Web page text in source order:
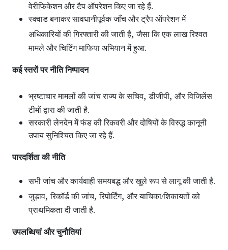
वेरीफिकेशन और टैप ऑपरेशन किए जा रहे हैं.
स्क्वाड बनाकर सावधानीपूर्वक जाँच और ट्रैप ऑपरेशन में
अधिकारियों की गिरफ्तारी की जाती है,जैसा कि एक लाख रिश्वत
मामले और चिटिंग माफिया अभियान में हुआ.
कई स्तरों पर नीति निष्पादन
भ्रष्टाचार मामलों की जांच राज्य के सचिव,डीजीपी, और विजिलेंस
टीमों द्वारा की जाती है.
सरकारी लेनदेन में फंड की रिकवरी और दोषियों के विरुद्ध कानूनी
उपाय सुनिश्चित किए जा रहे हैं.
पारदर्शिता की नीति
सभी जांच और कार्यवाही समयबद्ध और खुले रूप से लागू की जाती है.
जुड़ाव,रिकॉर्ड की जांच,रिपोर्टिंग, और याचिका/शिकायतों को
प्राथमिकता दी जाती है.
उपलब्धियां और चुनौतियां